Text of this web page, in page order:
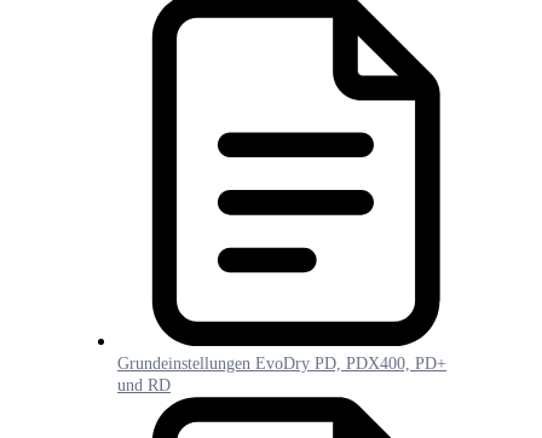
Grundeinstellungen EvoDry PD, PDX400, PD+
und RD